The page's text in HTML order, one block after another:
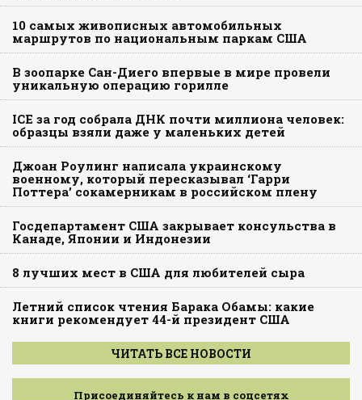
10 самых живописных автомобильных
маршрутов по национальным паркам США
В зоопарке Сан-Диего впервые в мире провели
уникальную операцию горилле
ICE за год собрала ДНК почти миллиона человек:
образцы взяли даже у маленьких детей
Джоан Роулинг написала украинскому
военному, который пересказывал ‘Гарри
Поттера’ сокамерникам в российском плену
Госдепартамент США закрывает консульства в
Канаде, Японии и Индонезии
8 лучших мест в США для любителей сыра
Летний список чтения Барака Обамы: какие
книги рекомендует 44-й президент США
ЧИТАТЬ ВСЕ НОВОСТИ
Присоединяйтесь к нам в соцсетях